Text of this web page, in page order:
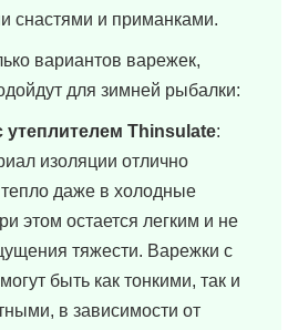
снастями и приманками.
вариантов варежек,
для зимней рыбалки:
утеплителем Thinsulate:
изоляции отлично
тепло даже в холодные
этом остается легким и не
тяжести. Варежки с
быть как тонкими, так и
в зависимости от